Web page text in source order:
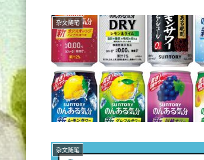
杂文随笔
杂文随笔